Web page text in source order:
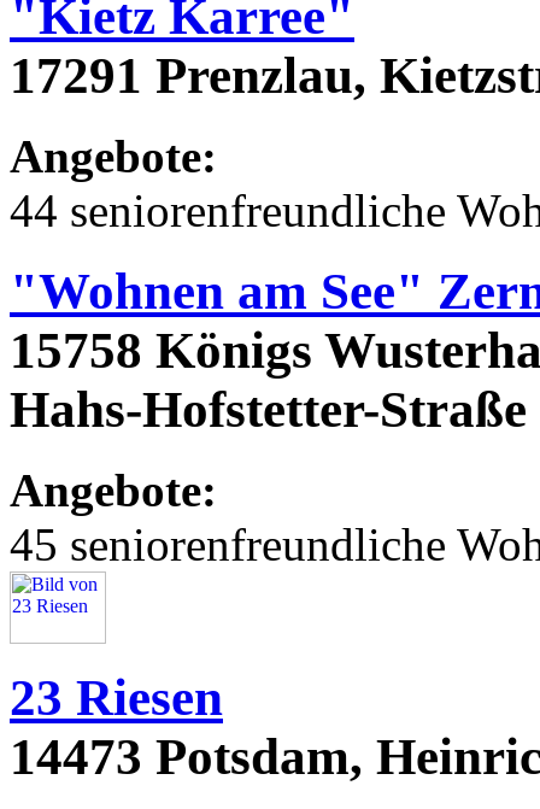
"Kietz Karree"
17291 Prenzlau,
Angebote:
44 seniorenfreundliche
"Wohnen am See"
15758 Königs
Hahs-Hofstetter-Straße
Angebote:
45 seniorenfreundliche
23 Riesen
14473 Potsdam,